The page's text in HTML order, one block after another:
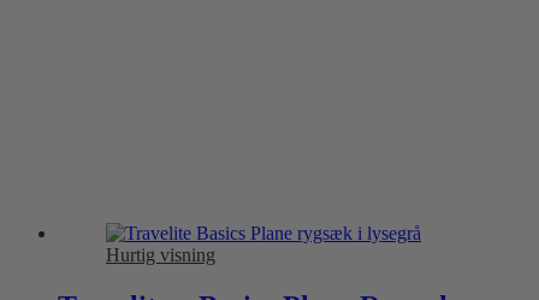
Hurtig visning